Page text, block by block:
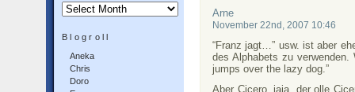
Archives
Blogroll
Aneka
Chris
Doro
Arne
November 22nd, 2007 10:46
“Franz jagt…” usw. ist aber
des Alphabets zu
jumps over the lazy dog.”
Aber Cicero, jaja, der olle